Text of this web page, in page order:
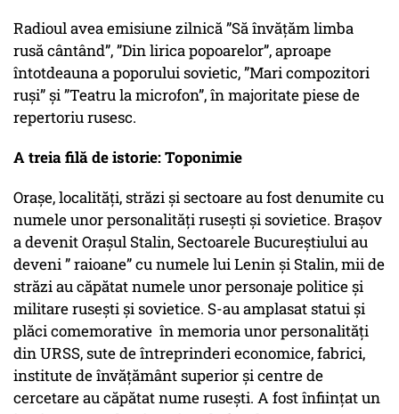
Radioul avea emisiune zilnică ”Să învățăm limba
rusă cântând”, ”Din lirica popoarelor”, aproape
întotdeauna a poporului sovietic, ”Mari compozitori
ruși” și ”Teatru la microfon”, în majoritate piese de
repertoriu rusesc.
A treia filă de istorie: Toponimie
Orașe, localități, străzi și sectoare au fost denumite cu
numele unor personalități rusești și sovietice. Brașov
a devenit Orașul Stalin, Sectoarele Bucureștiului au
deveni ” raioane” cu numele lui Lenin și Stalin, mii de
străzi au căpătat numele unor personaje politice și
militare rusești și sovietice. S-au amplasat statui și
plăci comemorative în memoria unor personalități
din URSS, sute de întreprinderi economice, fabrici,
institute de învățământ superior și centre de
cercetare au căpătat nume rusești. A fost înființat un